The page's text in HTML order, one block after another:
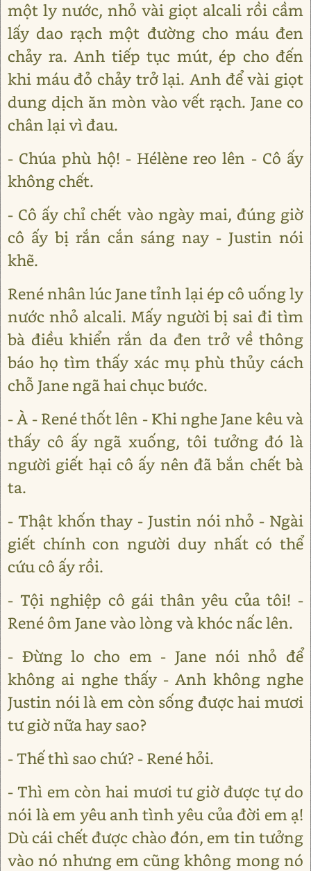
một ly nước, nhỏ vài giọt alcali rồi cầm
lấy dao rạch một đường cho máu đen
chảy ra. Anh tiếp tục mút, ép cho đến
khi máu đỏ chảy trở lại. Anh để vài giọt
dung dịch ăn mòn vào vết rạch. Jane co
chân lại vì đau.
- Chúa phù hộ! - Hélène reo lên - Cô ấy
không chết.
- Cô ấy chỉ chết vào ngày mai, đúng giờ
cô ấy bị rắn cắn sáng nay - Justin nói
khẽ.
René nhân lúc Jane tỉnh lại ép cô uống ly
nước nhỏ alcali. Mấy người bị sai đi tìm
bà điều khiển rắn da đen trở về thông
báo họ tìm thấy xác mụ phù thủy cách
chỗ Jane ngã hai chục bước.
- À - René thốt lên - Khi nghe Jane kêu và
thấy cô ấy ngã xuống, tôi tưởng đó là
người giết hại cô ấy nên đã bắn chết bà
ta.
- Thật khốn thay - Justin nói nhỏ - Ngài
giết chính con người duy nhất có thể
cứu cô ấy rồi.
- Tội nghiệp cô gái thân yêu của tôi! -
René ôm Jane vào lòng và khóc nấc lên.
- Đừng lo cho em - Jane nói nhỏ để
không ai nghe thấy - Anh không nghe
Justin nói là em còn sống được hai mươi
tư giờ nữa hay sao?
- Thế thì sao chứ? - René hỏi.
- Thì em còn hai mươi tư giờ được tự do
nói là em yêu anh tình yêu của đời em ạ!
Dù cái chết được chào đón, em tin tưởng
vào nó nhưng em cũng không mong nó